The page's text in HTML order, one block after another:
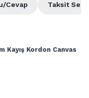
Taksit
Cevap
Kordon Canvas